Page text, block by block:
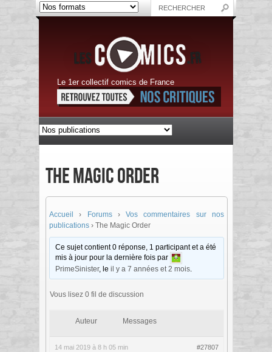
Le 1er collectif comics de France
The Magic Order
Accueil › Forums ›
Vos commentaires sur nos
publications › The Magic Order
Ce sujet contient 0 réponse, 1 participant et a été
mis à jour pour la dernière fois par
PrimeSinister, leil y a 7 années et 2 mois.
Vous lisez 0 fil de discussion
Auteur Messages
14 mai 2019 à 8 h 05 min #27807